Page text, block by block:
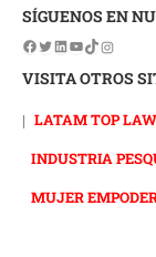
SÍGUENOS EN
VISITA OTROS
| LATAM TOP
INDUSTRIA
MUJER